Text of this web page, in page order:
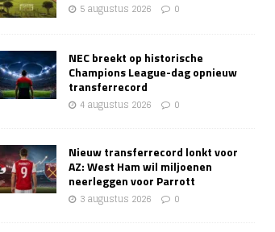
5 augustus 2026 0
NEC breekt op historische
Champions League-dag opnieuw
transferrecord
4 augustus 2026 0
Nieuw transferrecord lonkt voor
AZ: West Ham wil miljoenen
neerleggen voor Parrott
3 augustus 2026 0